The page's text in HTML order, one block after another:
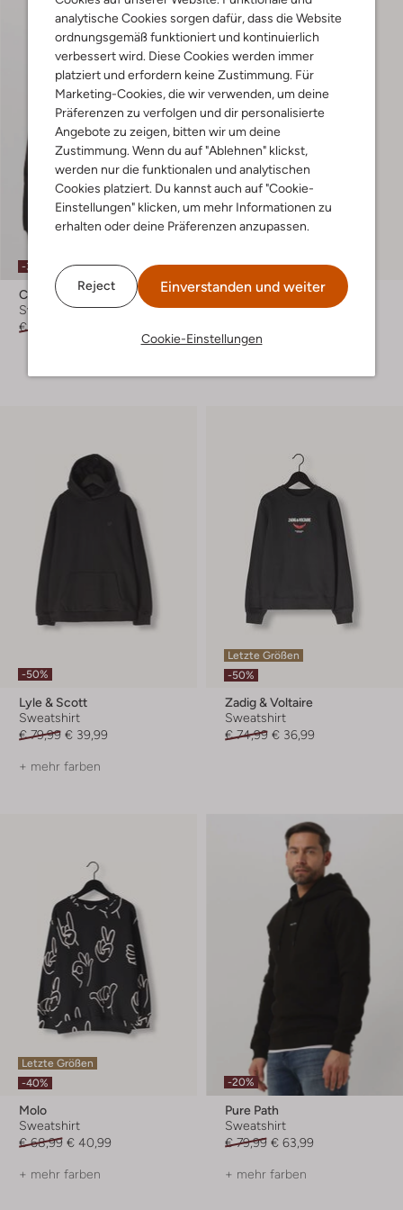
analytische Cookies sorgen dafür, dass die Website
ordnungsgemäß funktioniert und kontinuierlich
verbessert wird. Diese Cookies werden immer
platziert und erfordern keine Zustimmung. Für
Marketing-Cookies, die wir verwenden, um deine
Präferenzen zu verfolgen und dir personalisierte
Angebote zu zeigen, bitten wir um deine
Zustimmung. Wenn du auf "Ablehnen" klickst,
werden nur die funktionalen und analytischen
Cookies platziert. Du kannst auch auf "Cookie-
Einstellungen" klicken, um mehr Informationen zu
erhalten oder deine Präferenzen anzupassen.
Reject Einverstanden und weiter
Cookie-Einstellungen
-30%
Calvin Klein
Sweatshirt
€ 89,99
-40%
Raizzed
Sweatshirt
-50%
Lyle & Scott
Sweatshirt
€ 79,99 € 39,99
+ mehr farben
Letzte Größen
-50%
Zadig & Voltaire
Sweatshirt
€ 74,99 € 36,99
Letzte Größen
-40%
Molo
Sweatshirt
€ 68,99 € 40,99
+ mehr farben
-20%
Pure Path
Sweatshirt
€ 79,99 € 63,99
+ mehr farben